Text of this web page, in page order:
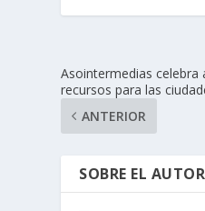
Asointermedias celebra
recursos para las
ANTERIOR
SOBRE EL AUTOR